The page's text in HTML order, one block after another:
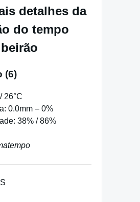
detalhes da
do tempo
(6)
26°C
0.0mm – 0%
38% / 86%